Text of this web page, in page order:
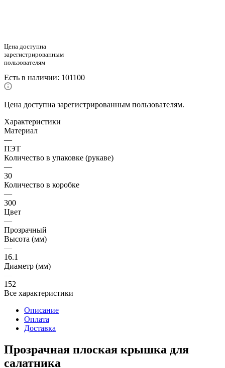
Цена доступна
зарегистрированным
пользователям
Есть в наличии: 101100
Цена доступна зарегистрированным пользователям.
Характеристики
Материал
—
ПЭТ
Количество в упаковке (рукаве)
—
30
Количество в коробке
—
300
Цвет
—
Прозрачный
Высота (мм)
—
16.1
Диаметр (мм)
—
152
Все характеристики
Описание
Оплата
Доставка
Прозрачная плоская крышка для
салатника